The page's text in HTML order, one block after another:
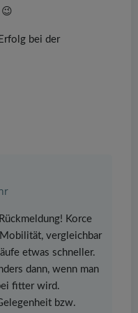
bei der
Korce
vergleichbar
etwas schneller.
dann, wenn man
fitter wird.
bzw.